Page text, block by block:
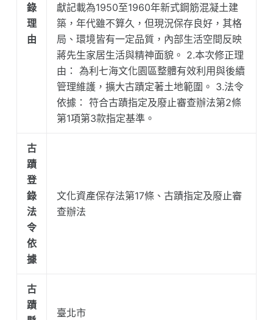
錄
理
由
獻記載為1950至1960年新式鋼筋混凝土建
築，年代雖不算久，但現況保存良好，其格
局、環境皆有一定品質，內部生活空間反映
蔣先生家居生活與精神面貌。 2.本次修正理
由： 為利七海文化園區整體有效利用與後續
管理維護，擴大古蹟定著土地範圍。 3.法令
依據： 符合古蹟指定及廢止審查辦法第2條
第1項第3款指定基準。
古
蹟
登
錄
法
令
依
據
文化資產保存法第17條、古蹟指定及廢止審
查辦法
古
蹟
臺北市